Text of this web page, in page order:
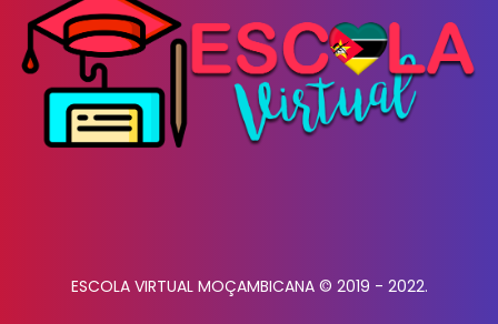
ESCOLA VIRTUAL MOÇAMBICANA © 2019 - 2022.